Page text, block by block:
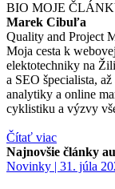
BIO MOJE
Marek Cibuľa
Quality and Project
Moja cesta k
elektotechniky na
a SEO špecialista,
analytiky a online
cyklistiku a výzvy
Čítať viac
Najnovšie články
Novinky | 31. júla